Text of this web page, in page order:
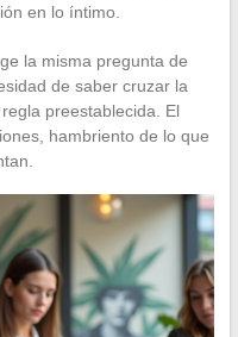
en lo íntimo.
la misma pregunta de
de saber cruzar la
preestablecida. El
hambriento de lo que